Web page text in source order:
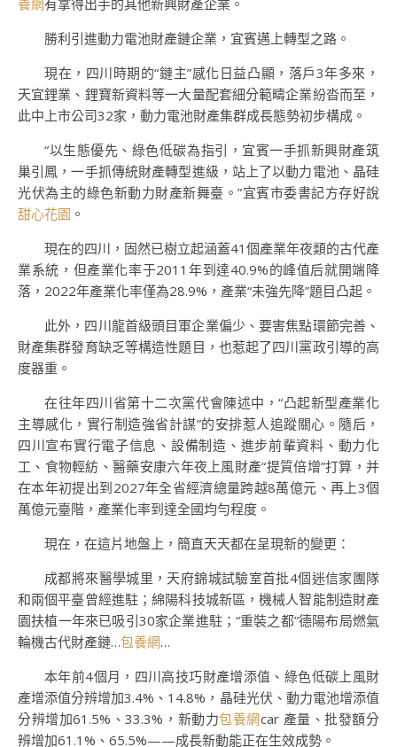
養網有拿得出手的其他新興財產企業。
勝利引進動力電池財產鏈企業，宜賓邁上轉型之路。
現在，四川時期的“鏈主”感化日益凸顯，落戶3年多來，
天宜鋰業、鋰寶新資料等一大量配套細分範疇企業紛沓而至，
此中上市公司32家，動力電池財產集群成長態勢初步構成。
“以生態優先、綠色低碳為指引，宜賓一手抓新興財產筑
巢引鳳，一手抓傳統財產轉型進級，站上了以動力電池、晶硅
光伏為主的綠色新動力財產新舞臺。”宜賓市委書記方存好說
甜心花園 。
現在的四川，固然已樹立起涵蓋41個產業年夜類的古代產
業系統，但產業化率于2011年到達40.9%的峰值后就開端降
落，2022年產業化率僅為28.9%，產業“未強先降”題目凸起。
此外，四川龍首級頭目軍企業偏少、要害焦點環節完善、
財產集群發育缺乏等構造性題目，也惹起了四川黨政引導的高
度器重。
在往年四川省第十二次黨代會陳述中，“凸起新型產業化
主導感化，實行制造強省計謀”的安排惹人追蹤關心。隨后，
四川宣布實行電子信息、設備制造、進步前輩資料、動力化
工、食物輕紡、醫藥安康六年夜上風財產“提質倍增”打算，并
在本年初提出到2027年全省經濟總量跨越8萬億元、再上3個
萬億元臺階，產業化率到達全國均勻程度。
現在，在這片地盤上，簡直天天都在呈現新的變更：
成都將來醫學城里，天府錦城試驗室首批4個迷信家團隊
和兩個平臺曾經進駐；綿陽科技城新區，機械人智能制造財產
園扶植一年來已吸引30家企業進駐；“重裝之都”德陽布局燃氣
輪機古代財產鏈…包養網…
本年前4個月，四川高技巧財產增添值、綠色低碳上風財
產增添值分辨增加3.4%、14.8%，晶硅光伏、動力電池增添值
分辨增加61.5%、33.3%，新動力包養網car 產量、批發額分
辨增加61.1%、65.5%——成長新動能正在生效成勢。